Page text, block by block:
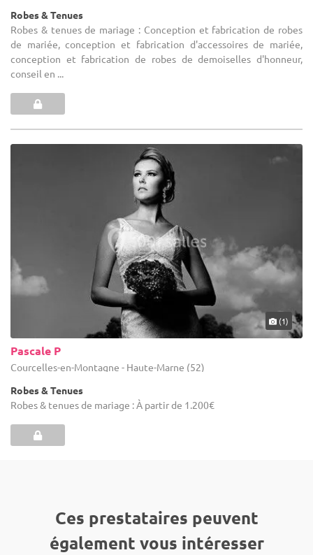
Robes & Tenues
Robes & tenues de mariage : Conception et fabrication de robes
de mariée, conception et fabrication d'accessoires de mariée,
conception et fabrication de robes de demoiselles d'honneur,
conseil en ...
(1)
Pascale P
Courcelles-en-Montagne - Haute-Marne (52)
Robes & Tenues
Robes & tenues de mariage : À partir de 1.200€
Ces prestataires peuvent
également vous intéresser